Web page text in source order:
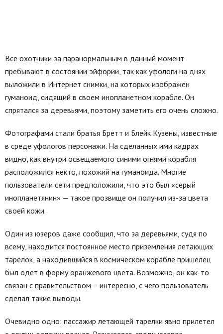
Все охотники за паранормальным в данный момент
пребывают в состоянии эйфории, так как уфологи на днях
выложили в Интернет снимки, на которых изображен
гуманоид, сидящий в своем инопланетном корабле. Он
спрятался за деревьями, поэтому заметить его очень сложно.
Фотографами стали братья Бретт и Блейк Кузены, известные
в среде уфологов персонажи. На сделанных ими кадрах
видно, как внутри освещаемого синими огнями корабля
расположился некто, похожий на гуманоида. Многие
пользователи сети предположили, что это был «серый
инопланетянин» — такое прозвище он получил из-за цвета
своей кожи.
Один из юзеров даже сообщил, что за деревьями, судя по
всему, находится постоянное место приземления летающих
тарелок, а находившийся в космическом корабле пришелец
был одет в форму оранжевого цвета. Возможно, он как-то
связан с правительством – интересно, с чего пользователь
сделал такие выводы.
Очевидно одно: пассажир летающей тарелки явно прилетел